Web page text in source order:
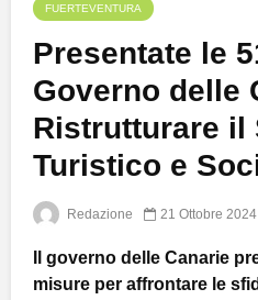
FUERTEVENTURA
Presentate le
Governo delle
Ristrutturare il
Turistico e
Redazione 21 Ottobre 2024
Il governo delle Canarie
misure per affrontare le